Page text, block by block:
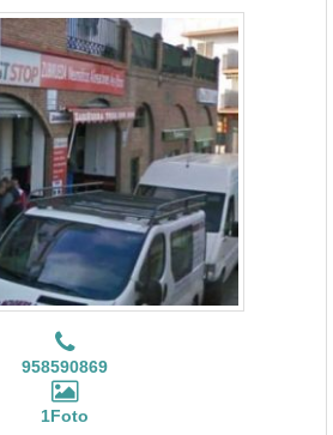
958590869
1Foto